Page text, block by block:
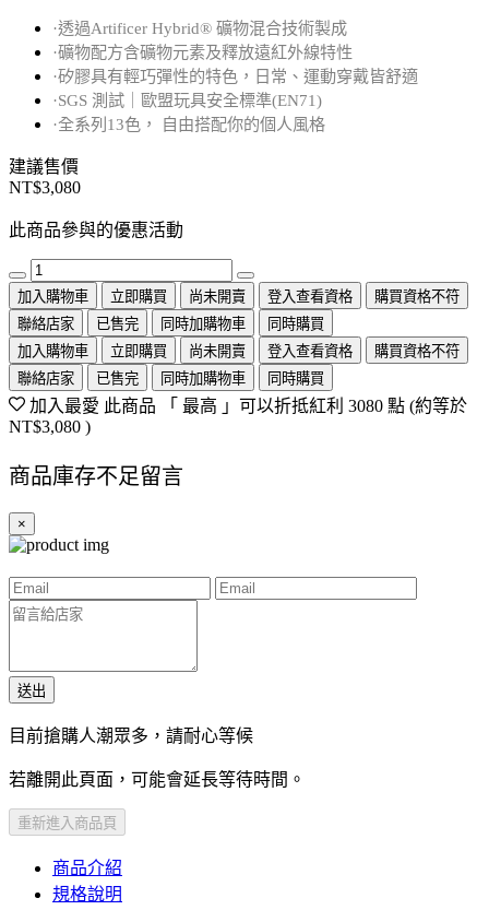
·透過Artificer Hybrid® 礦物混合技術製成
·礦物配方含礦物元素及釋放遠紅外線特性
·矽膠具有輕巧彈性的特色，日常、運動穿戴皆舒適
·SGS 測試｜歐盟玩具安全標準(EN71)
·全系列13色， 自由搭配你的個人風格
建議售價
NT$3,080
此商品參與的優惠活動
加入購物車 立即購買 尚未開賣 登入查看資格
購買資格不符
聯絡店家
已售完 同時加購物車
同時購買
加入購物車
立即購買 尚未開賣 登入查看資格
購買資格不符
聯絡店家
已售完 同時加購物車 同時購買
加入最愛 此商品 「 最高 」可以折抵紅利 3080 點 (約等於
NT$3,080 )
商品庫存不足留言
×
送出
目前搶購人潮眾多，請耐心等候
若離開此頁面，可能會延長等待時間。
重新進入商品頁
商品介紹
規格說明